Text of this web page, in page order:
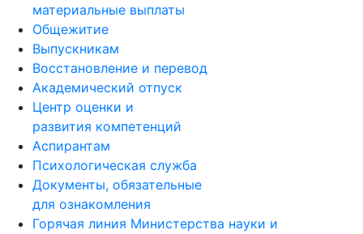
материальные выплаты
Общежитие
Выпускникам
Восстановление и перевод
Академический отпуск
Центр оценки и
развития компетенций
Аспирантам
Психологическая служба
Документы, обязательные
для ознакомления
Горячая линия Министерства науки и